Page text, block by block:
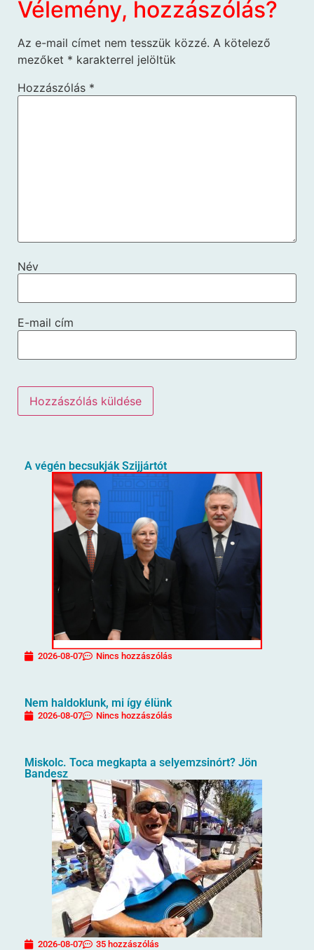
Vélemény, hozzászólás?
Az e-mail címet nem tesszük közzé. A kötelező
mezőket * karakterrel jelöltük
Hozzászólás *
Név
E-mail cím
A végén becsukják Szijjártót
2026-08-07 Nincs hozzászólás
Nem haldoklunk, mi így élünk
2026-08-07 Nincs hozzászólás
Miskolc. Toca megkapta a selyemzsinórt? Jön
Bandesz
2026-08-07 35 hozzászólás